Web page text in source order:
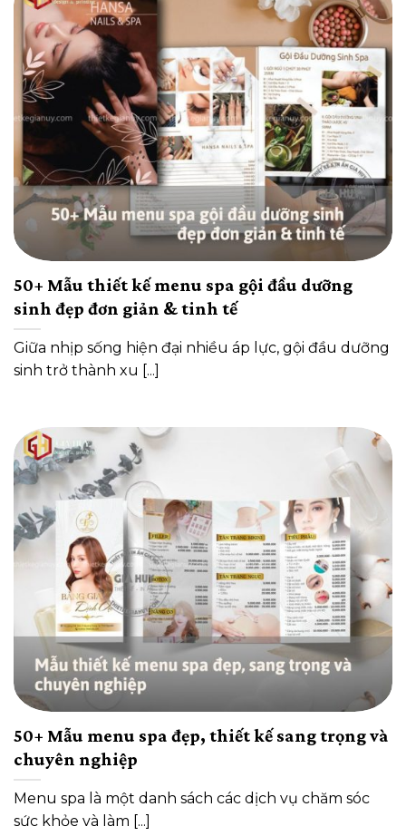
50+ Mẫu thiết kế menu spa gội đầu dưỡng
sinh đẹp đơn giản & tinh tế
Giữa nhịp sống hiện đại nhiều áp lực, gội đầu dưỡng
sinh trở thành xu [...]
50+ Mẫu menu spa đẹp, thiết kế sang trọng và
chuyên nghiệp
Menu spa là một danh sách các dịch vụ chăm sóc
sức khỏe và làm [...]